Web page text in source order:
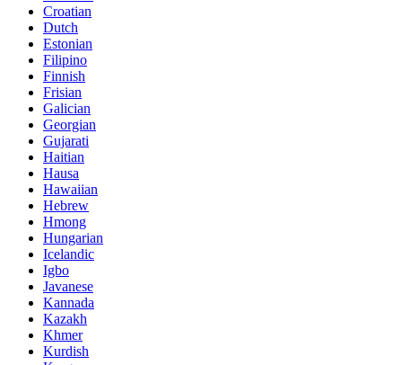
Croatian
Dutch
Estonian
Filipino
Finnish
Frisian
Galician
Georgian
Gujarati
Haitian
Hausa
Hawaiian
Hebrew
Hmong
Hungarian
Icelandic
Igbo
Javanese
Kannada
Kazakh
Khmer
Kurdish